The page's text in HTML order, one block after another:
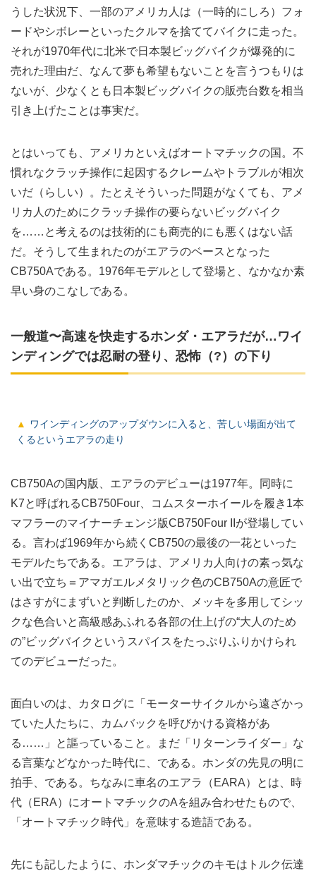
うした状況下、一部のアメリカ人は（一時的にしろ）フォ
ードやシボレーといったクルマを捨ててバイクに走った。
それが1970年代に北米で日本製ビッグバイクが爆発的に
売れた理由だ、なんて夢も希望もないことを言うつもりは
ないが、少なくとも日本製ビッグバイクの販売台数を相当
引き上げたことは事実だ。
とはいっても、アメリカといえばオートマチックの国。不
慣れなクラッチ操作に起因するクレームやトラブルが相次
いだ（らしい）。たとえそういった問題がなくても、アメ
リカ人のためにクラッチ操作の要らないビッグバイク
を……と考えるのは技術的にも商売的にも悪くはない話
だ。そうして生まれたのがエアラのベースとなった
CB750Aである。1976年モデルとして登場と、なかなか素
早い身のこなしである。
一般道〜高速を快走するホンダ・エアラだが…ワイ
ンディングでは忍耐の登り、恐怖（?）の下り
ワインディングのアップダウンに入ると、苦しい場面が出て
くるというエアラの走り
CB750Aの国内版、エアラのデビューは1977年。同時に
K7と呼ばれるCB750Four、コムスターホイールを履き1本
マフラーのマイナーチェンジ版CB750Four IIが登場してい
る。言わば1969年から続くCB750の最後の一花といった
モデルたちである。エアラは、アメリカ人向けの素っ気な
い出で立ち＝アマガエルメタリック色のCB750Aの意匠で
はさすがにまずいと判断したのか、メッキを多用してシッ
クな色合いと高級感あふれる各部の仕上げの“大人のため
の”ビッグバイクというスパイスをたっぷりふりかけられ
てのデビューだった。
面白いのは、カタログに「モーターサイクルから遠ざかっ
ていた人たちに、カムバックを呼びかける資格があ
る……」と謳っていること。まだ「リターンライダー」な
る言葉などなかった時代に、である。ホンダの先見の明に
拍手、である。ちなみに車名のエアラ（EARA）とは、時
代（ERA）にオートマチックのAを組み合わせたもので、
「オートマチック時代」を意味する造語である。
先にも記したように、ホンダマチックのキモはトルク伝達